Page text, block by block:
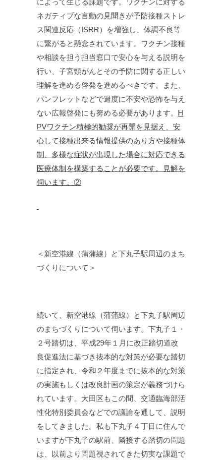
によって生じる課題です。ワクチンに対する
ネガティブな言動の見聞きが予防接種ストレ
ス関連反応（ISRR）を増強し、体調不良等
に繋がると懸念されています。ワクチン接種
や相談を担う担当窓口で安心を与える説明を
行い、子宮頸がんとその予防に関する正しい
理解を進める啓発を進めるべきです。また、
パンフレットなどで過度に不安や恐怖を与え
ない広報啓発にも努める必要があります。 H
PVワクチン積極的勧奨が再開を見据え、安
心して接種出来る情報提供のあり方や接種体
制、多様な症状が出現した場合に対応できる
医療体制を構築することが必要です。見解を
伺います。②
＜新空港線（蒲蒲線）と下丸子駅周辺のまち
づくりについて＞
続いて、新空港線（蒲蒲線）と下丸子駅周辺
のまちづくりについて伺います。下丸子１・
２号踏切は、平成29年１月に改正踏切道改
良促進法に基づき抜本的な対策が必要な踏切
に指定され、令和２年度までに抜本的な対策
の実施もしくは改良計画の策定が義務づけら
れています。大田区もこの間、交通臨海部活
性化特別委員会などでの議論を通して、説明
をしてきました。私も下丸子４丁目に住んで
いますが下丸子の駅前、隣接する踏切の問題
は、以前より問題視されてきた切実な課題で